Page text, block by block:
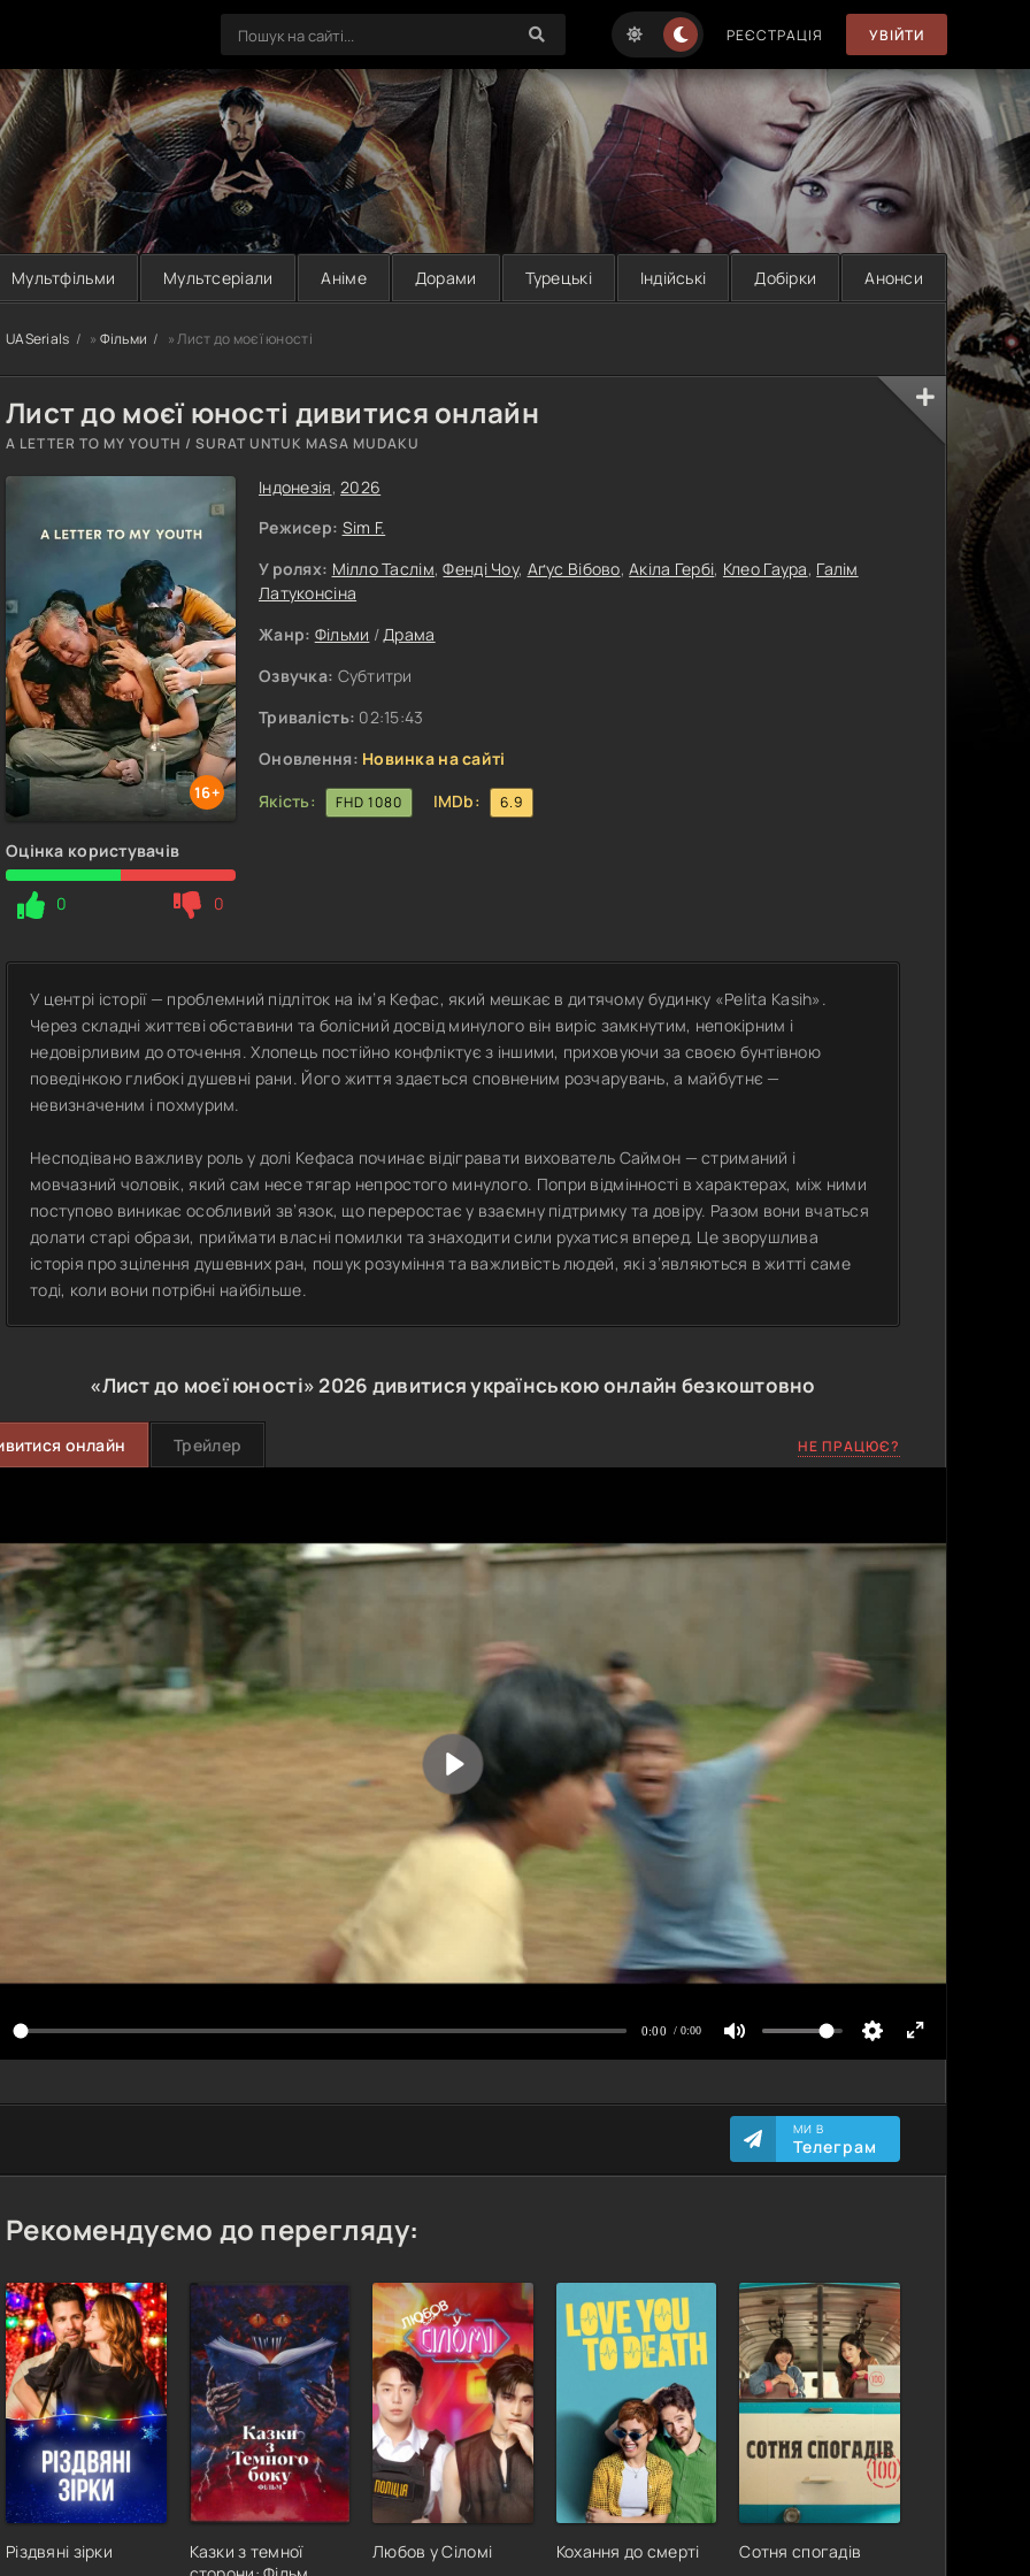
РЕЄСТРАЦІЯ УВІЙТИ
Мультфільми Мультсеріали Аніме Дорами Турецькі Індійські Добірки Анонси
UASerials » Фільми » Лист до моєї юності
Лист до моєї юності дивитися онлайн
A LETTER TO MY YOUTH / SURAT UNTUK MASA MUDAKU
16+
Оцінка користувачів
0 0
Індонезія,2026
Режисер: Sim F.
У ролях: Мілло Таслім,Фенді Чоу, Аґус Вібово,Акіла Гербі, Клео Гаура, Галім
Латуконсіна
Жанр: Фільми /Драма
Озвучка: Субтитри
Тривалість: 02:15:43
Оновлення: Новинка на сайті
Якість:
FHD 1080 IMDb: 6.9
У центрі історії — проблемний підліток на ім’я Кефас, який мешкає в дитячому будинку «Pelita Kasih».
Через складні життєві обставини та болісний досвід минулого він виріс замкнутим, непокірним і
недовірливим до оточення. Хлопець постійно конфліктує з іншими, приховуючи за своєю бунтівною
поведінкою глибокі душевні рани. Його життя здається сповненим розчарувань, а майбутнє —
невизначеним і похмурим.
Несподівано важливу роль у долі Кефаса починає відігравати вихователь Саймон — стриманий і
мовчазний чоловік, який сам несе тягар непростого минулого. Попри відмінності в характерах, між ними
поступово виникає особливий зв’язок, що переростає у взаємну підтримку та довіру. Разом вони вчаться
долати старі образи, приймати власні помилки та знаходити сили рухатися вперед. Це зворушлива
історія про зцілення душевних ран, пошук розуміння та важливість людей, які з’являються в житті саме
тоді, коли вони потрібні найбільше.
«Лист до моєї юності»2026 дивитися українською онлайн безкоштовно
онлайн Трейлер НЕ ПРАЦЮЄ?
МИ В
Телеграм
Рекомендуємо до перегляду:
Різдвяні зірки
Казки з темної
Любов у Сіломі Кохання до смерті Сотня спогадів